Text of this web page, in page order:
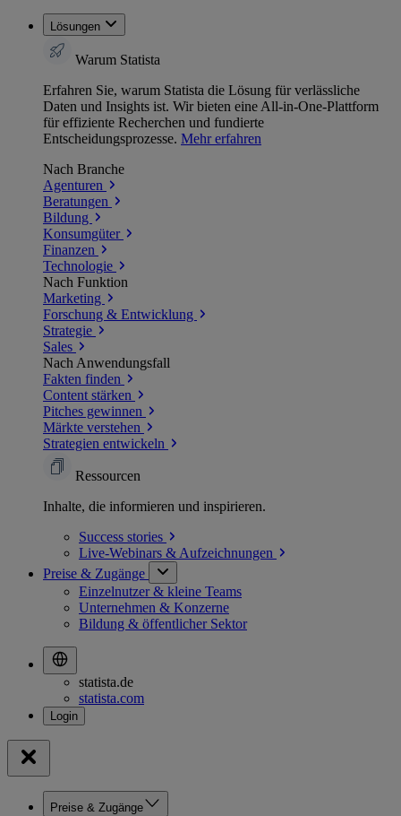
Lösungen
Warum Statista
Erfahren Sie, warum Statista die Lösung für verlässliche
Daten und Insights ist. Wir bieten eine All-in-One-Plattform
für effiziente Recherchen und fundierte
Entscheidungsprozesse. Mehr erfahren
Nach Branche
Agenturen
Beratungen
Bildung
Konsumgüter
Finanzen
Technologie
Nach Funktion
Marketing
Forschung & Entwicklung
Strategie
Sales
Nach Anwendungsfall
Fakten finden
Content stärken
Pitches gewinnen
Märkte verstehen
Strategien entwickeln
Ressourcen
Inhalte, die informieren und inspirieren.
Success stories
Live-Webinars & Aufzeichnungen
Preise & Zugänge
Einzelnutzer & kleine Teams
Unternehmen & Konzerne
Bildung & öffentlicher Sektor
statista.de
statista.com
Preise & Zugänge